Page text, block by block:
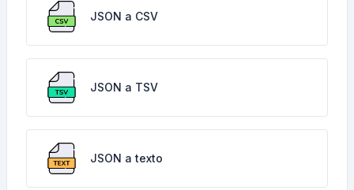
JSON a CSV
JSON a TSV
JSON a texto